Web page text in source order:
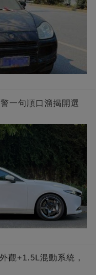
一句順口溜揭開選
觀+1.5L混動系統，